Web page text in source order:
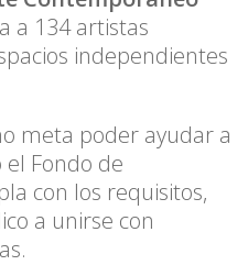
a 134 artistas
independientes
meta poder ayudar a
Fondo de
con los requisitos,
a unirse con